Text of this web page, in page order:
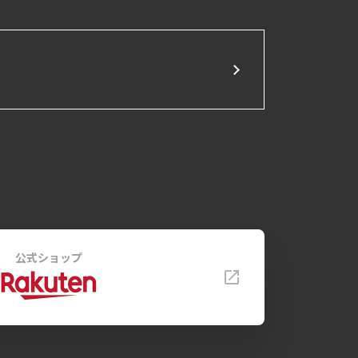
公式ショップ